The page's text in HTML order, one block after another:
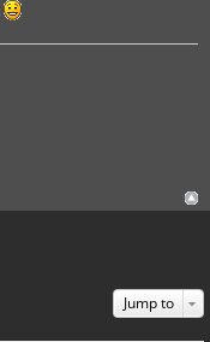
Jump to